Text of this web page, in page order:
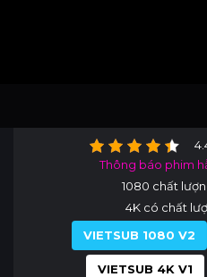
Thông báo phim
1080 chất
4K có chất
VIETSUB 1080 V2
VIETSUB 4K V1